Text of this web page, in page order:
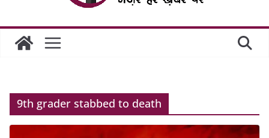
9th grader stabbed to death